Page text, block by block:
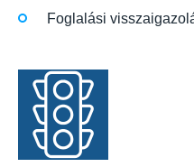
Foglalási